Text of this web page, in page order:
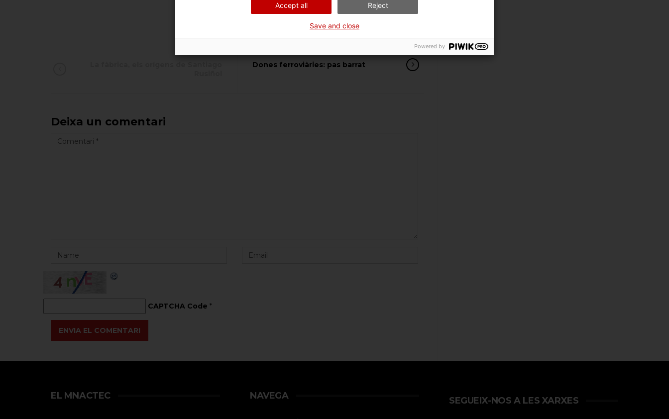
Dones ferroviàries: pas barrat
Deixa un comentari
CAPTCHA Code *
ENVIA EL COMENTARI
EL MNACTEC NAVEGA SEGUEIX-NOS A LES XARXES
Accept all Reject
Save and close
Powered by